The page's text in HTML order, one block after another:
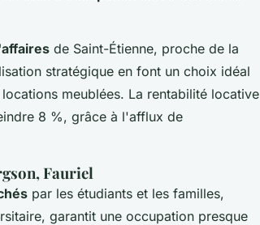
de Saint-Étienne, proche de la
stratégique en font un choix idéal
meublées. La rentabilité locative
8 %, grâce à l'afflux de
Fauriel
par les étudiants et les familles,
garantit une occupation presque